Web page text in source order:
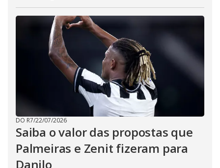
DO R7/22/07/2026
Saiba o valor das propostas que
Palmeiras e Zenit fizeram para
Danilo